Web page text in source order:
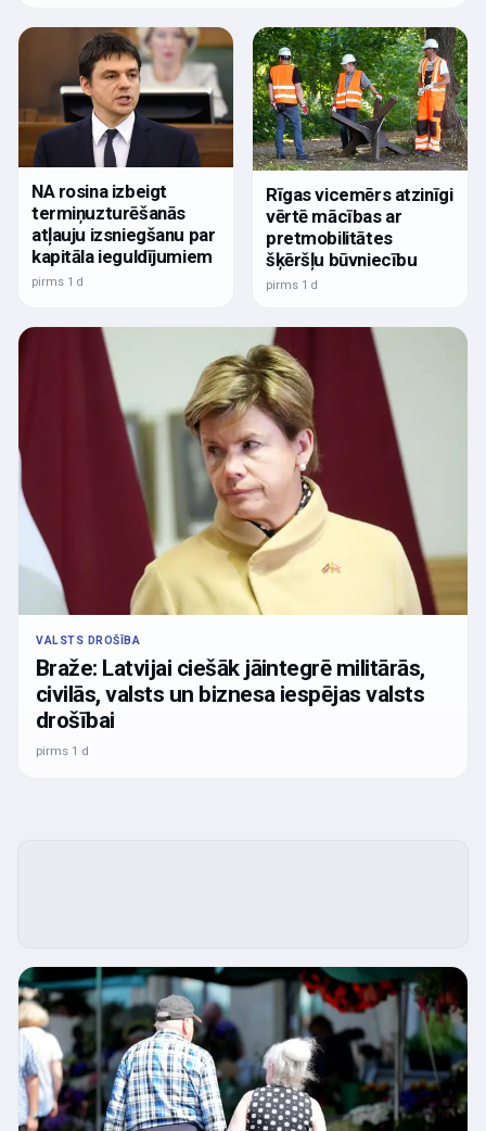
NA rosina izbeigt
termiņuzturēšanās
atļauju izsniegšanu par
kapitāla ieguldījumiem
pirms 1 d
Rīgas vicemērs atzinīgi
vērtē mācības ar
pretmobilitātes
šķēršļu būvniecību
pirms 1 d
VALSTS DROŠĪBA
Braže: Latvijai ciešāk jāintegrē militārās,
civilās, valsts un biznesa iespējas valsts
drošībai
pirms 1 d